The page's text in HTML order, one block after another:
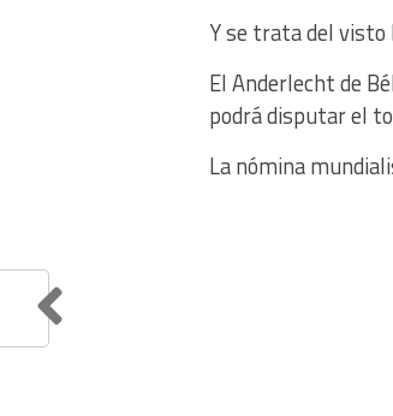
Y se trata del visto
El Anderlecht de
podrá disputar el
La nómina